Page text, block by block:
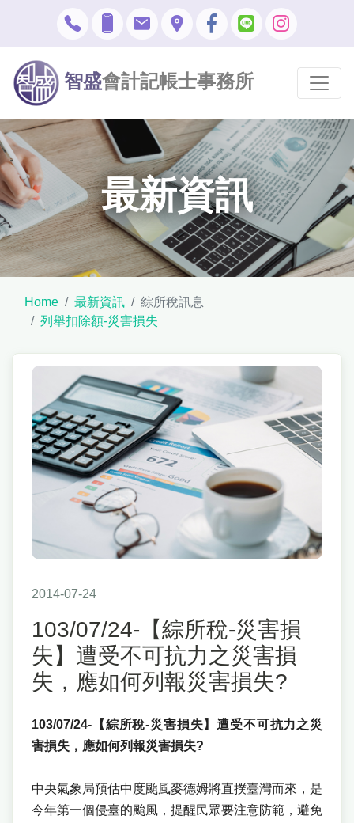
智盛會計記帳士事務所
最新資訊
Home 最新資訊
綜所稅訊息
列舉扣除額-災害損失
2014-07-24
103/07/24-【綜所稅-災害損
失】遭受不可抗力之災害損
失，應如何列報災害損失?
103/07/24-【綜所稅-災害損失】遭受不可抗力之災
害損失，應如何列報災害損失?
中央氣象局預估中度颱風麥德姆將直撲臺灣而來，是
今年第一個侵臺的颱風，提醒民眾要注意防範，避免